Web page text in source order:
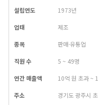
설립연도 1973년
업태 제조
종목 판매·유통업
직원 수 5 ~ 49명
연간 매출액 10억 원 초과 ~
주소 경기도 광주시